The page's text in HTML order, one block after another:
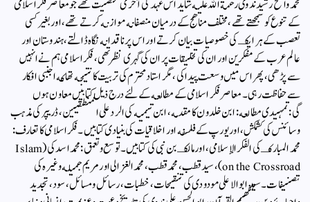
محمد واضح رشيد ندوى رحمة الله عليه شايد اس عہد كى آخرى شخصيت تهے جو معاصر فكر اسلامى
كے تنوع كو سمجهتے تهے، مختلف مناهج كے درميان منصفانه موازنه كرتے تهے، اور بغير كسى
تعصب كے ہر ايكـ كى خصوصيات بيان كرتے اور اس پر ناقدانه نگاه ڈالتے، ہندوستان اور
عالم عرب كے مفكرين اور ان كى تخليقات پر ان كى گہرى نظر تهى، فكر اسلامى ہم نے انہيں
سے پڑهى، پهر اس ميں وسعت پيدا كى، مگر استاد محترم كى تربيت كا نتيجه تها كه اجنبى افكار
سے حفاظت رہى۔ معاصر فكر اسلامى كے مطالعه كے لئے درج ذيل كتابيں معاون ہوں
گى:تمہيدى مطالعه: ابن خلدون كا مقدمه، ابن تيميه كى الرد على المنطقيين، ڈريپر كى مذہب
وسائنس كى كشمكش، اور يورپ كے فلسفه اور اخلاقيات كى بنيادى كتابيں۔فكر اسلامى كا تعارف:
محمد المباركـ كى الفكر الإسلامى، اور مالكـ بن نبى كى كتابيں۔توسع وتعمق: محمد اسد كى (Islam
on the Crossroad)، سيد قطب، محمد قطب، محمد الغزالى اور مريم جميله وغيره كى
تصنيفات۔سيد ابو الاعلى مودودى كى تنقيحات، خطبات، رسائل ومسائل، سود، تجديد